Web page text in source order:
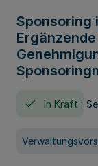
Sponsoring
In Kraft